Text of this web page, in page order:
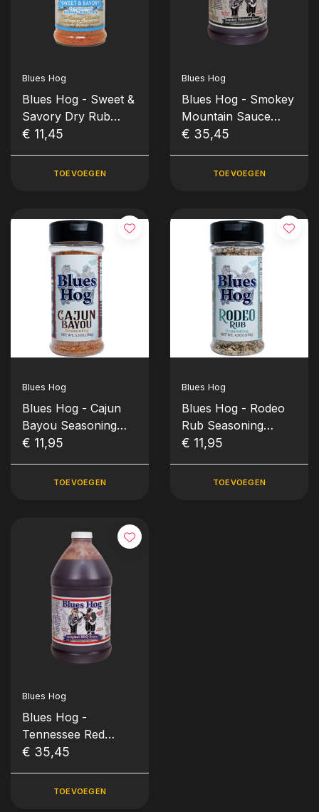
Blues Hog
Blues Hog - Sweet &
Savory Dry Rub
(177gr-6,25oz)
€ 11,45
TOEVOEGEN
Blues Hog
Blues Hog - Smokey
Mountain Sauce
(1,893L-1/2 gallon)
€ 35,45
TOEVOEGEN
Blues Hog
Blues Hog - Cajun
Bayou Seasoning
(184gr-6,5oz)
€ 11,95
TOEVOEGEN
Blues Hog
Blues Hog - Rodeo
Rub Seasoning
(128gr-4,5oz)
€ 11,95
TOEVOEGEN
Blues Hog
Blues Hog -
Tennessee Red
Sauce Can (1,893L -
€ 35,45
TOEVOEGEN